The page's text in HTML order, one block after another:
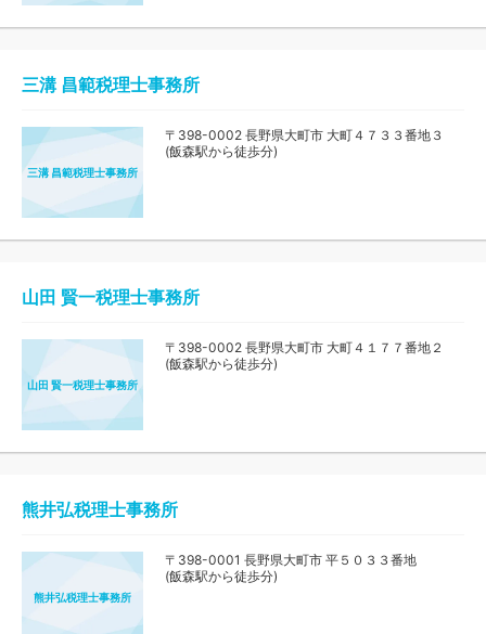
三溝 昌範税理士事務所
三溝 昌範税理士事務所
〒398-0002 長野県大町市 大町４７３３番地３
(飯森駅から徒歩分)
山田 賢一税理士事務所
山田 賢一税理士事務所
〒398-0002 長野県大町市 大町４１７７番地２
(飯森駅から徒歩分)
熊井弘税理士事務所
熊井弘税理士事務所
〒398-0001 長野県大町市 平５０３３番地
(飯森駅から徒歩分)